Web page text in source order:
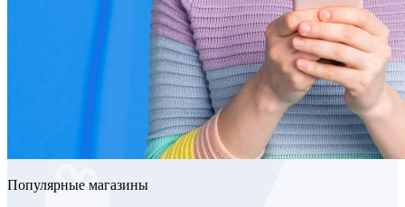
Популярные магазины